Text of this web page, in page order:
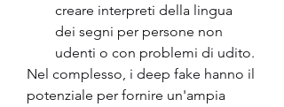
creare interpreti della lingua
dei segni per persone non
udenti o con problemi di udito.
Nel complesso, i deep fake hanno il
potenziale per fornire un'ampia